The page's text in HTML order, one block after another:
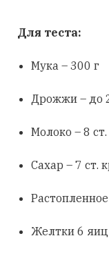
Для теста:
Мука – 300 г
Дрожжи – до
Молоко – 8
Сахар – 7 ст.
Желтки 6 яиц